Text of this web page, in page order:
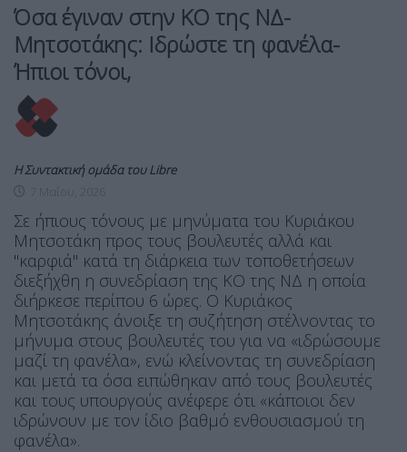
Όσα έγιναν στην ΚΟ της ΝΔ-
Μητσοτάκης: Ιδρώστε τη φανέλα-
Ήπιοι τόνοι,
Η Συντακτική ομάδα του Libre
Σε ήπιους τόνους με μηνύματα του Κυριάκου
Μητσοτάκη προς τους βουλευτές αλλά και
"καρφιά" κατά τη διάρκεια των τοποθετήσεων
διεξήχθη η συνεδρίαση της ΚΟ της ΝΔ η οποία
διήρκεσε περίπου 6 ώρες. Ο Κυριάκος
Μητσοτάκης άνοιξε τη συζήτηση στέλνοντας το
μήνυμα στους βουλευτές του για να «ιδρώσουμε
μαζί τη φανέλα», ενώ κλείνοντας τη συνεδρίαση
και μετά τα όσα ειπώθηκαν από τους βουλευτές
και τους υπουργούς ανέφερε ότι «κάποιοι δεν
ιδρώνουν με τον ίδιο βαθμό ενθουσιασμού τη
φανέλα».